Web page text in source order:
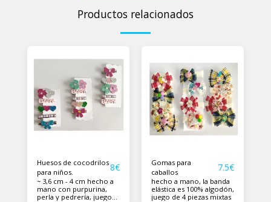
Productos relacionados
Huesos de cocodrilos
para niños.
8€
~ 3,6 cm - 4 cm hecho a
mano con purpurina,
perla y pedrería, juego
Gomas para
caballos
7.5€
hecho a mano, la banda
elástica es 100% algodón,
juego de 4 piezas mixtas